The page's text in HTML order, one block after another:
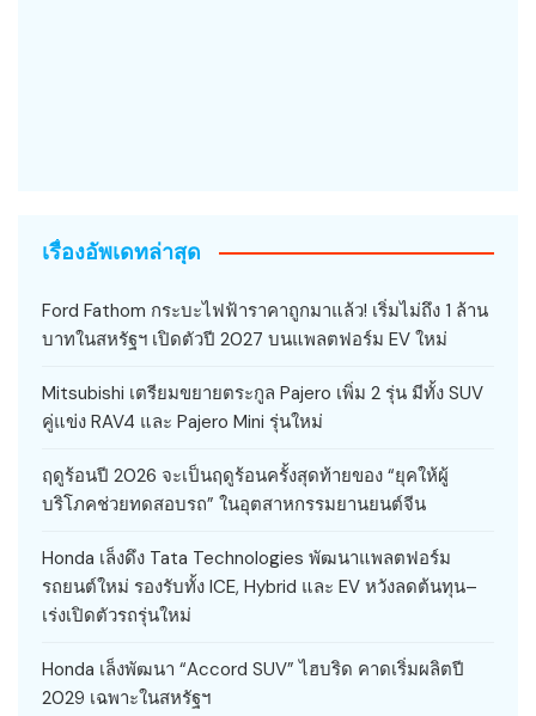
เรื่องอัพเดทล่าสุด
Ford Fathom กระบะไฟฟ้าราคาถูกมาแล้ว! เริ่มไม่ถึง 1 ล้าน
บาทในสหรัฐฯ เปิดตัวปี 2027 บนแพลตฟอร์ม EV ใหม่
Mitsubishi เตรียมขยายตระกูล Pajero เพิ่ม 2 รุ่น มีทั้ง SUV
คู่แข่ง RAV4 และ Pajero Mini รุ่นใหม่
ฤดูร้อนปี 2026 จะเป็นฤดูร้อนครั้งสุดท้ายของ “ยุคให้ผู้
บริโภคช่วยทดสอบรถ” ในอุตสาหกรรมยานยนต์จีน
Honda เล็งดึง Tata Technologies พัฒนาแพลตฟอร์ม
รถยนต์ใหม่ รองรับทั้ง ICE, Hybrid และ EV หวังลดต้นทุน–
เร่งเปิดตัวรถรุ่นใหม่
Honda เล็งพัฒนา “Accord SUV” ไฮบริด คาดเริ่มผลิตปี
2029 เฉพาะในสหรัฐฯ